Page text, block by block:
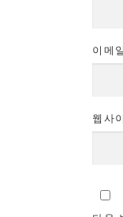
이메일
웹사